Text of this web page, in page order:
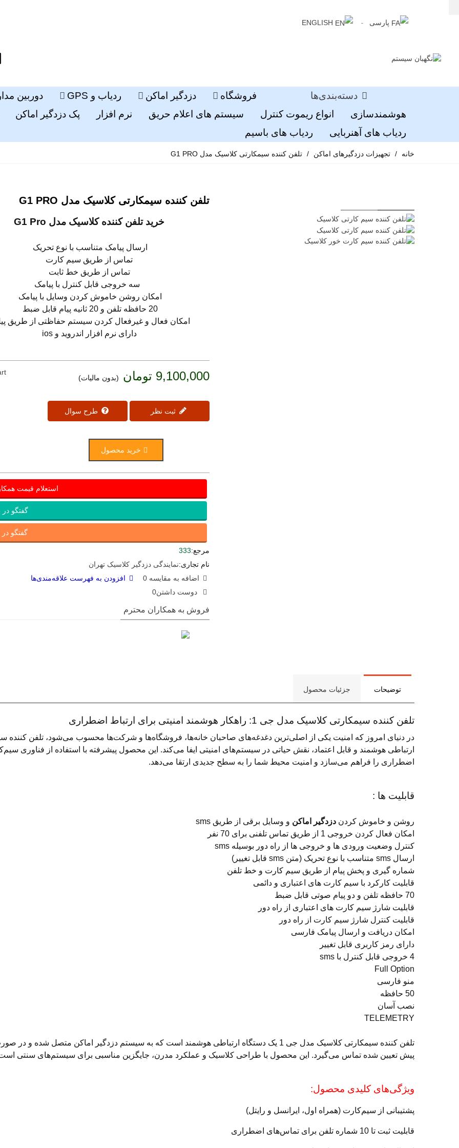
پارسی ENGLISH
دسته‌بندی‌ها فروشگاه دزدگیر اماکن ردیاب و GPS دوربین
هوشمندسازی
انواع ریموت کنترل سیستم های اعلام حریق نرم افزار پک دزدگیر اماکن
ردیاب های آهنربایی
ردیاب های باسیم
خانه / تجهیزات دزدگیرهای اماکن / تلفن کننده سیمکارتی کلاسیک مدل G1 PRO
تلفن کننده سیمکارتی کلاسیک مدل G1 PRO
خرید تلفن کننده کلاسیک مدل G1 Pro
ارسال پیامک متناسب با نوع تحریک
تماس از طریق سیم کارت
تماس از طریق خط ثابت
سه خروجی قابل کنترل با پیامک
امکان روشن خاموش کردن وسایل با پیامک
20 حافظه تلفن و 20 ثانیه پیام قابل ضبط
امکان فعال و غیرفعال کردن سیستم حفاظتی از طریق
دارای نرم افزار اندروید و ios
9,100,000 تومان (بدون مالیات)
ثبت نظر طرح سوال
خرید محصول
استعلام قیمت
گفتگو در
گفتگو در
مرجع:333
نام تجاری:نمایندگی دزدگیر کلاسیک تهران
اضافه به مقایسه 0
افزودن به فهرست علاقه‌مندی‌ها
دوست داشتن0
فروش به همکاران محترم
توضیحات جزئیات محصول
تلفن کننده سیمکارتی کلاسیک مدل جی 1: راهکار هوشمند امنیتی برای ارتباط اضطراری
ارتباطی هوشمند و قابل اعتماد، نقش حیاتی در سیستم‌های امنیتی ایفا می‌کند. این محصول پیشرفته با استفاده از فناوری
اضطراری را فراهم می‌سازد و امنیت محیط شما را به سطح جدیدی ارتقا می‌دهد.
قابلیت ها :
روشن و خاموش کردن دزدگیر اماکن و وسایل برقی از طریق sms
امکان فعال کردن خروجی 1 از طریق تماس تلفنی برای 70 نفر
کنترل وضعیت ورودی ها و خروجی ها از راه دور بوسیله sms
ارسال sms متناسب با نوع تحریک (متن sms قابل تغییر)
شماره گیری و پخش پیام از طریق سیم کارت و خط تلفن
قابلیت کارکرد با سیم کارت های اعتباری و دائمی
70 حافظه تلفن و دو پیام صوتی قابل ضبط
قابلیت شارژ سیم کارت های اعتباری از راه دور
قابلیت کنترل شارژ سیم کارت از راه دور
امکان دریافت و ارسال پیامک فارسی
دارای رمز کاربری قابل تغییر
4 خروجی قابل کنترل با sms
Full Option
منو فارسی
50 حافظه
نصب آسان
TELEMETRY
تلفن کننده سیمکارتی کلاسیک مدل جی 1 یک دستگاه ارتباطی هوشمند است که به سیستم دزدگیر اماکن
پیش تعیین شده تماس می‌گیرد. این محصول با طراحی کلاسیک و عملکرد مدرن، جایگزین مناسبی برای سیستم‌های سنتی
ویژگی‌های کلیدی محصول:
پشتیبانی از سیم‌کارت (همراه اول، ایرانسل و رایتل)
قابلیت ثبت تا 10 شماره تلفن برای تماس‌های اضطراری